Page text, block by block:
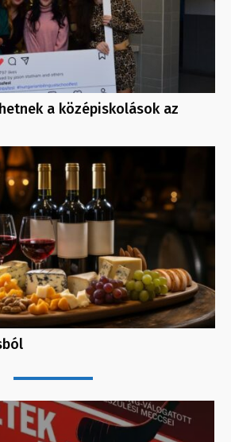
a középiskolások az